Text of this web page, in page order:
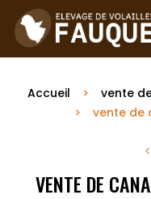
Accueil vente
vente de
VENTE DE